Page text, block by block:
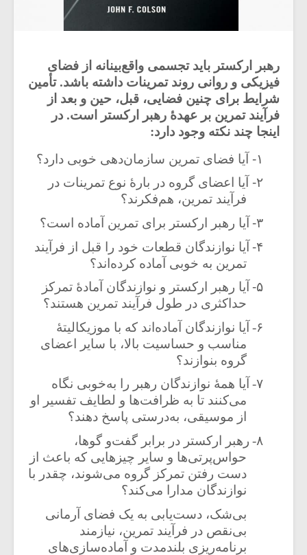
رهبر ارکستر باید تجسمی واقع‌بینانه از فضای
فیزیکی و روانی روند تمرینات داشته باشد.تأمین
شرایط برای چنین فضایی، قبل، حین و بعد از
فرآیند تمرین بر عهدۀ رهبر ارکستر است. در
اینجا چند نکته وجود دارد:
۱-
آیا فضای تمرین سازماندهی خوبی دارد؟
۲-
آیا اعضای گروه در بارۀ نوع تمرینات در
فرآیند تمرین، هم‌فکرند؟
۳- آیا رهبر ارکستر برای تمرین آماده است؟
۴- آیا نوازندگان قطعات خود را قبل از فرآیند
تمرین به خوبی آماده کرده‌اند؟
۵-
آیا رهبر ارکستر و نوازندگان آماد‌ۀ تمرکز
حداکثری در طول فرآیند تمرین هستند؟
۶-
آیا نوازندگان آماده‌اند که با موزیکالیتۀ
مناسب و حساسیت بالا، با سایر اعضای
گروه بنوازند؟
۷-
آیا همۀ نوازندگان رهبر را به‌خوبی نگاه
می‌کنند تا به ظرافت‌ها و لطایف تفسیر او
از موسیقی، به‌درستی پاسخ دهند؟
۸- رهبر ارکستر در برابر گفت‌و گوها،
حواس‌پرتی‌ها و سایر چیزهایی که باعث از
دست رفتن تمرکز گروه می‌شوند، چقدر با
نوازندگان مدارا می‌کند؟
بی‌شک، دست‌یابی به یک فضای آرمانی
بی‌نقص در فرآیند تمرین، نیازمند
برنامه‌ریزی بلندمدت و آماده‌سازی‌های
میکلوش روژا
یادداشتی بر موسیقی
متن فیلم «متری
شیش و نیم»